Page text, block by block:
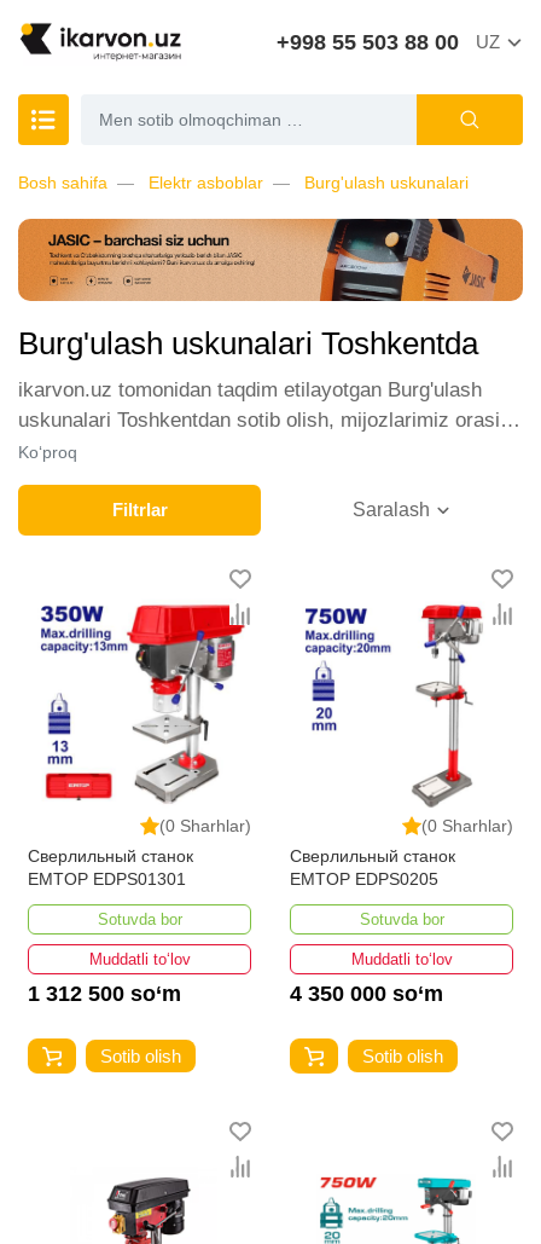
+998 55 503 88 00 UZ
Bosh sahifa Elektr asboblar Burg'ulash uskunalari
Burg'ulash uskunalari Toshkentda
ikarvon.uz tomonidan taqdim etilayotgan Burg'ulash
uskunalari Toshkentdan sotib olish, mijozlarimiz orasida
katta talabga ega. Biz ushbu toifadagi tovarlarni sotish
uchun eng yaxshi sharoitlarni ta'minlaymiz. Onlayn
do'konda Burg'ulash uskunalari yetakchi ishlab
chiqaruvchilar va brendlar tomonidan taqdim etilgan
bo'lib, ularning ro'yxati doimiy ravishda kengayib
bormoqda. Biz butun mamlakat bo'ylab tovarlarni
istalgan miqdorda yetkazib beramiz. Bularning barchasi
O'zbekistondagi eng yaxshi narx bilan qo’shimcha
qilingan, ikarvon.uz dan Burg'ulash uskunalari - bu eng
keng narxlar oralig'i. Va bu yerda Burg'ulash uskunalari
toifasidagi har bir element uchun optimal narx mavjud.
Ko‘proq
Filtrlar Saralash
(0 Sharhlar)
Сверлильный станок
EMTOP EDPS01301
Sotuvda bor
Muddatli to‘lov
1 312 500 so‘m
Sotib olish
(0 Sharhlar)
Сверлильный станок
EMTOP EDPS0205
Sotuvda bor
Muddatli to‘lov
4 350 000 so‘m
Sotib olish